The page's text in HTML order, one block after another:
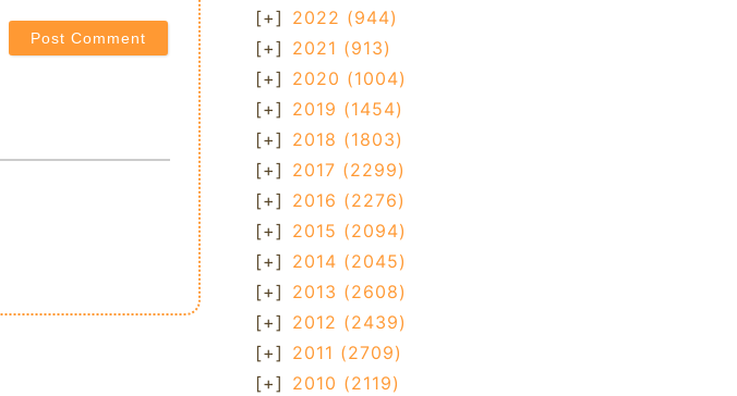
[+] 2022 (944)
[+] 2021 (913)
[+] 2020 (1004)
[+] 2019 (1454)
[+] 2018 (1803)
[+] 2017 (2299)
[+] 2016 (2276)
[+] 2015 (2094)
[+] 2014 (2045)
[+] 2013 (2608)
[+] 2012 (2439)
[+] 2011 (2709)
[+] 2010 (2119)